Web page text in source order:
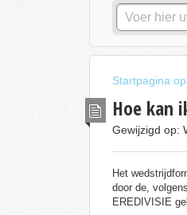
Startpagina
Hoe kan
Gewijzigd op:
Het
door de,
EREDIVISIE